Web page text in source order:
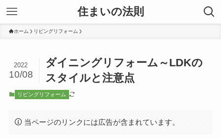
住まいの法則
ホーム リビングリフォーム
ダイニングリフォーム～LDKの
スタイルと注意点
2022
10/08
リビングリフォーム
当ページのリンクには広告が含まれています。